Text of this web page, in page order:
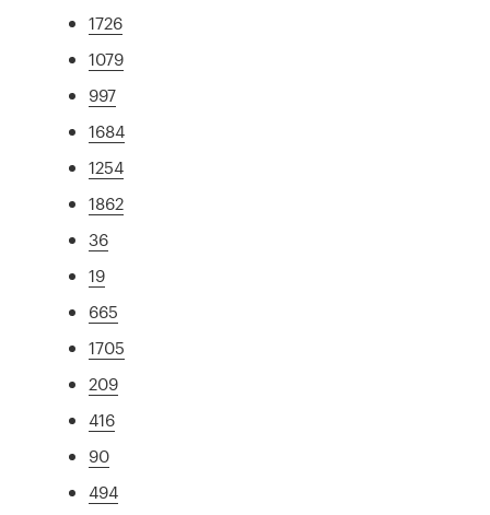
1726
1079
997
1684
1254
1862
36
19
665
1705
209
416
90
494